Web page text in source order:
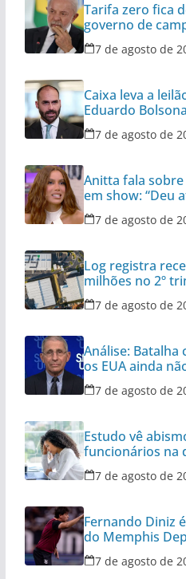
Tarifa zero fica
governo de
7 de agosto de
Caixa leva a
Eduardo
7 de agosto de
Anitta fala
em show: “Deu
7 de agosto de
Log registra
milhões no 2º
7 de agosto de
Análise: Batalha
os EUA ainda
7 de agosto de
Estudo vê
funcionários na
expediente
7 de agosto de
Fernando Diniz
do Memphis
7 de agosto de